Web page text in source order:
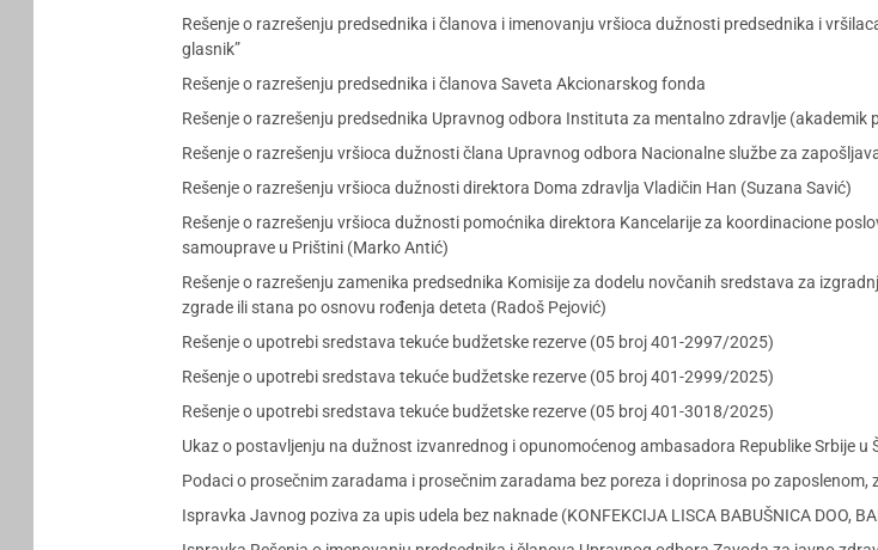
Rešenje o razrešenju predsednika i članova i imenovanju vršioca dužnosti predsednika i
glasnik”
Rešenje o razrešenju predsednika i članova Saveta Akcionarskog fonda
Rešenje o razrešenju predsednika Upravnog odbora Instituta za mentalno zdravlje (akademik
Rešenje o razrešenju vršioca dužnosti člana Upravnog odbora Nacionalne službe za
Rešenje o razrešenju vršioca dužnosti direktora Doma zdravlja Vladičin Han (Suzana Savić)
Rešenje o razrešenju vršioca dužnosti pomoćnika direktora Kancelarije za koordinacione
samouprave u Prištini (Marko Antić)
Rešenje o razrešenju zamenika predsednika Komisije za dodelu novčanih sredstava za
zgrade ili stana po osnovu rođenja deteta (Radoš Pejović)
Rešenje o upotrebi sredstava tekuće budžetske rezerve (05 broj 401-2997/2025)
Rešenje o upotrebi sredstava tekuće budžetske rezerve (05 broj 401-2999/2025)
Rešenje o upotrebi sredstava tekuće budžetske rezerve (05 broj 401-3018/2025)
Ukaz o postavljenju na dužnost izvanrednog i opunomoćenog ambasadora Republike Srbije
Podaci o prosečnim zaradama i prosečnim zaradama bez poreza i doprinosa po zaposlenom,
Ispravka Javnog poziva za upis udela bez naknade (KONFEKCIJA LISCA BABUŠNICA DOO,